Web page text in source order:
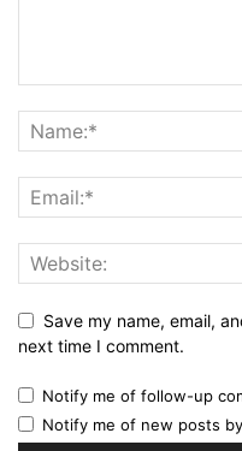
Save my name, email,
next time I comment.
Notify me of follow-up
Notify me of new posts